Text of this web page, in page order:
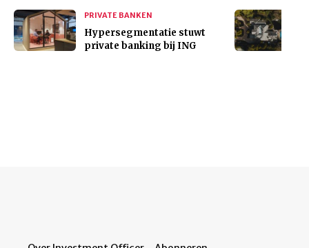
PRIVATE BANKEN
Hypersegmentatie stuwt
private banking bij ING